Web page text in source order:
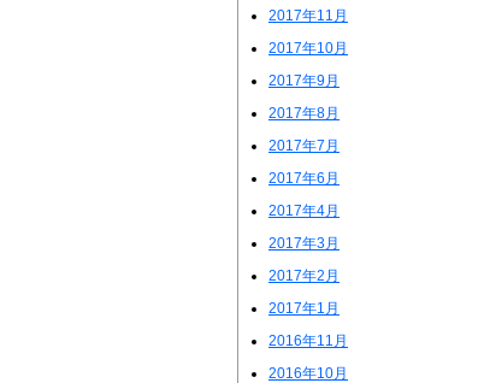
2017年11月
2017年10月
2017年9月
2017年8月
2017年7月
2017年6月
2017年4月
2017年3月
2017年2月
2017年1月
2016年11月
2016年10月